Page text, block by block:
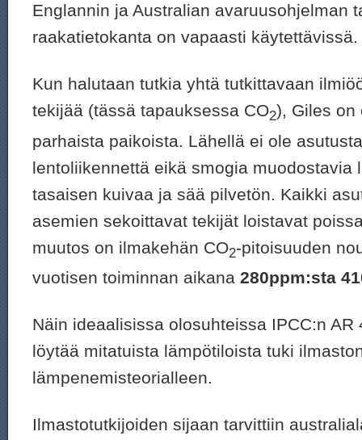
Englannin ja Australian avaruusohjelman
raakatietokanta on vapaasti käytettävissä.
Kun halutaan tutkia yhtä tutkittavaan
tekijää (tässä tapauksessa CO2), Giles on
parhaista paikoista. Lähellä ei ole
lentoliikennettä eikä smogia muodostavia
tasaisen kuivaa ja sää pilvetön. Kaikki
asemien sekoittavat tekijät loistavat
muutos on ilmakehän CO2-pitoisuuden
vuotisen toiminnan aikana 280ppm:sta
Näin ideaalisissa olosuhteissa IPCC:n AR
löytää mitatuista lämpötiloista tuki
lämpenemisteorialleen.
Ilmastotutkijoiden sijaan tarvittiin